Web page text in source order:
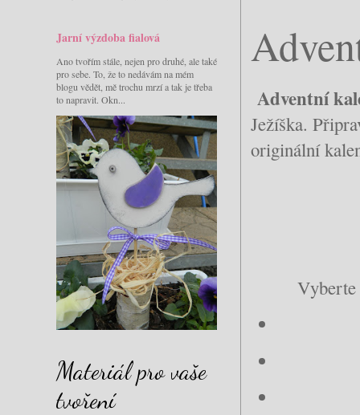
Adventní
Ježíška.
originální
Vyberte
Jarní výzdoba fialová
Ano tvořím stále, nejen pro druhé, ale také
pro sebe. To, že to nedávám na mém
blogu vědět, mě trochu mrzí a tak je třeba
to napravit. Okn...
Materiál pro vaše
tvoření